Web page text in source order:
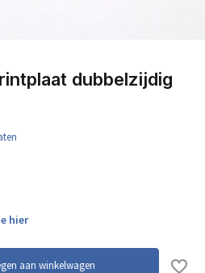
dubbelzijdig
hier
aan winkelwagen